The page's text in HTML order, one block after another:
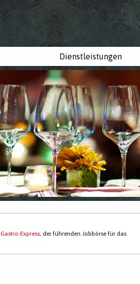
Dienstleistungen
Gastro-Express, der führenden Jobbörse für das